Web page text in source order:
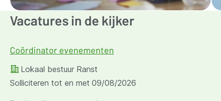
Vacatures in de kijker
Coördinator evenementen
Lokaal bestuur Ranst
Solliciteren tot en met 09/08/2026